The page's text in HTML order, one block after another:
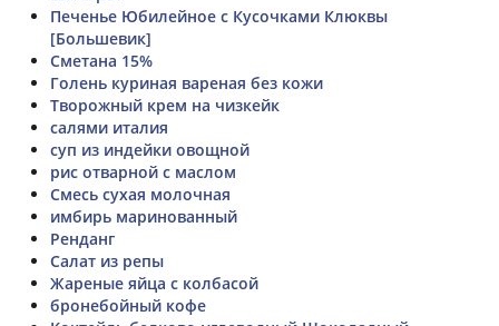
Печенье Юбилейное с Кусочками Клюквы
[Большевик]
Сметана 15%
Голень куриная вареная без кожи
Творожный крем на чизкейк
салями италия
суп из индейки овощной
рис отварной с маслом
Смесь сухая молочная
имбирь маринованный
Ренданг
Салат из репы
Жареные яйца с колбасой
бронебойный кофе